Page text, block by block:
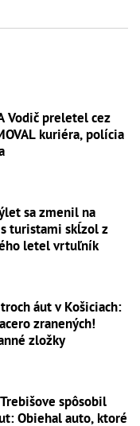
Vodič preletel cez
kuriéra, polícia
sa zmenil na
turistami skĺzol z
letel vrtuľník
áut v Košiciach:
zranených!
zložky
spôsobil
Obiehal auto, ktoré